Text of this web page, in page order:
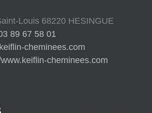
Louis 68220 HESINGUE
89 67 58 01
cheminees.com
cheminees.com